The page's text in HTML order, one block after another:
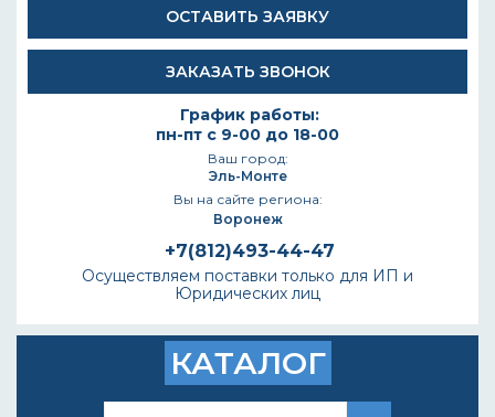
ОСТАВИТЬ ЗАЯВКУ
ЗАКАЗАТЬ ЗВОНОК
График работы:
пн-пт с 9-00 до 18-00
Ваш город:
Эль-Монте
Вы на сайте региона:
Воронеж
+7(812)493-44-47
Осуществляем поставки только для ИП и
Юридических лиц
КАТАЛОГ